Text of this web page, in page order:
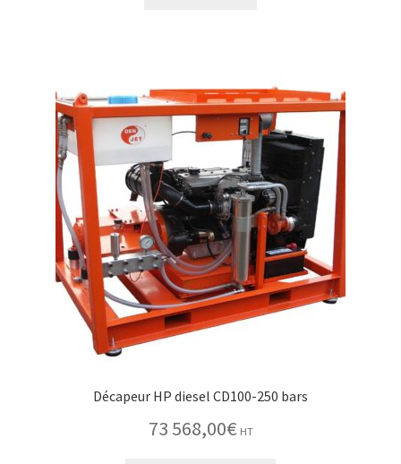
Décapeur HP diesel CD100-250 bars
73 568,00€ HT